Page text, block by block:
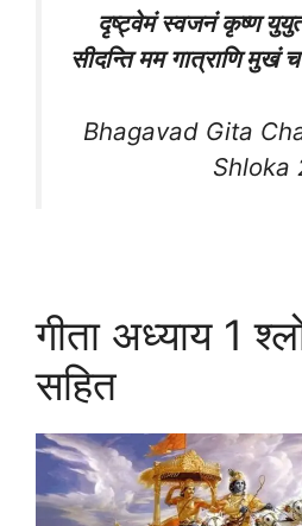
दृष्ट्वेमं स्वजनं कृष्ण
सीदन्ति मम गात्राणि मुखं
Bhagavad Gita
Shloka
गीता अध्याय 1
सहित